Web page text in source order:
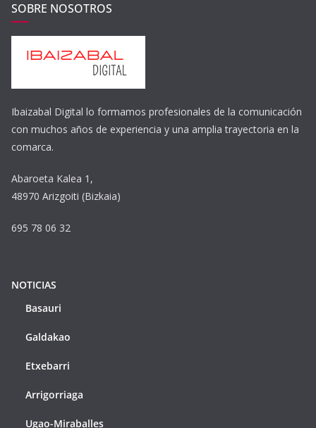
SOBRE NOSOTROS
Ibaizabal Digital lo formamos profesionales de la comunicación
con muchos años de experiencia y una amplia trayectoria en la
comarca.
Abaroeta Kalea 1,
48970 Arizgoiti (Bizkaia)
695 78 06 32
NOTICIAS
Basauri
Galdakao
Etxebarri
Arrigorriaga
Ugao-Miraballes